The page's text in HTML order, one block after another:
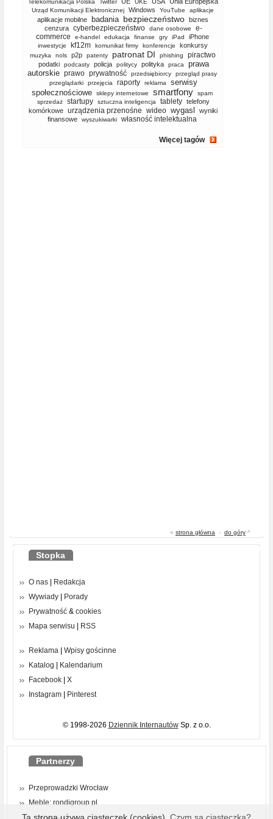
Telekomunikacja Polska Twitter UKE
Urząd Komunikacji Elektronicznej Windows YouTube aplikacje
aplikacje mobilne badania bezpieczeństwo biznes
cenzura cyberbezpieczeństwo dane osobowe
e-
commerce
e-handel edukacja finanse gry iPad iPhone
inwestycje kf12m komunikat firmy konferencje konkursy
muzyka nols p2p patenty patronat DI phishing piractwo
podatki podcasty policja politycy polityka praca
prawa
autorskie prawo prywatność przedsiębiorcy
przegląd prasy
przeglądarki
przejęcia raporty reklama
serwisy
społecznościowe
sklepy internetowe smartfony
spam
sprzedaż
startupy sztuczna inteligencja tablety telefony
komórkowe
urządzenia przenośne wideo wygasl
wyniki
finansowe
wyszukiwarki własność intelektualna
Więcej tagów
« strona główna - do góry ^
Stopka
O nas | Redakcja
Wywiady | Porady
Prywatność & cookies
Mapa serwisu | RSS
Reklama | Wpisy gościnne
Katalog | Kalendarium
Facebook | X
Instagram | Pinterest
© 1998-2026 Dziennik InternautówSp. z o.o.
Partnerzy
Przeprowadzki Wrocław
Meble: rondigroup.pl